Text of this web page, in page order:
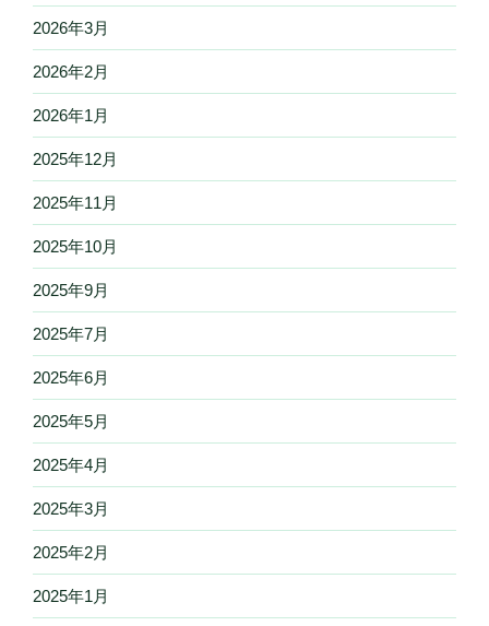
2026年3月
2026年2月
2026年1月
2025年12月
2025年11月
2025年10月
2025年9月
2025年7月
2025年6月
2025年5月
2025年4月
2025年3月
2025年2月
2025年1月